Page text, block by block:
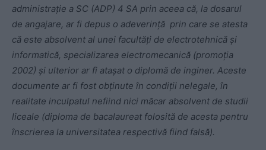
administrație a SC (ADP) 4 SA prin aceea că, la dosarul
de angajare, ar fi depus o adeverință prin care se atesta
că este absolvent al unei facultăți de electrotehnică și
informatică, specializarea electromecanică (promoția
2002) și ulterior ar fi atașat o diplomă de inginer. Aceste
documente ar fi fost obținute în condiții nelegale, în
realitate inculpatul nefiind nici măcar absolvent de studii
liceale (diploma de bacalaureat folosită de acesta pentru
înscrierea la universitatea respectivă fiind falsă).